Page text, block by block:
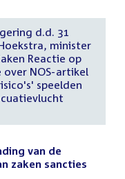
d.d. 31
minister
Reactie op
over NOS-artikel
speelden
van de
zaken sancties